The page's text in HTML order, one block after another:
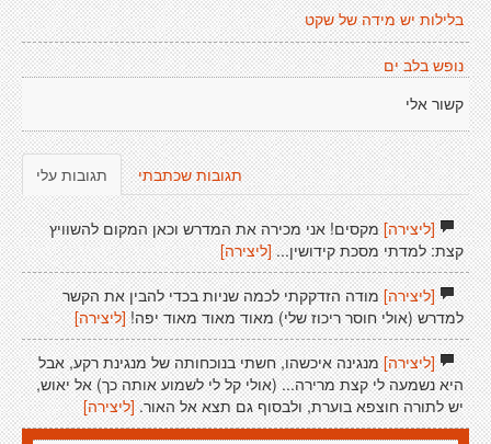
בלילות יש מידה של שקט
נופש בלב ים
קשור אלי
תגובות עלי תגובות שכתבתי
[ליצירה]מקסים! אני מכירה את המדרש וכאן המקום להשוויץ
קצת: למדתי מסכת קידושין... [ליצירה]
[ליצירה]מודה הזדקקתי לכמה שניות בכדי להבין את הקשר
למדרש (אולי חוסר ריכוז שלי) מאוד מאוד מאוד יפה![ליצירה]
[ליצירה]מנגינה איכשהו, חשתי בנוכחותה של מנגינת רקע, אבל
היא נשמעה לי קצת מרירה... (אולי קל לי לשמוע אותה כך) אל יאוש,
יש לתורה חוצפא בוערת, ולבסוף גם תצא אל האור. [ליצירה]